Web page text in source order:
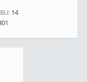
14